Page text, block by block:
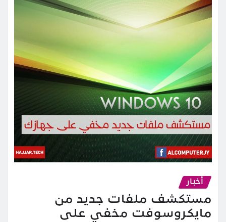
أخبار
مستكشف ملفات جديد من
مايكروسوفت مخفي على